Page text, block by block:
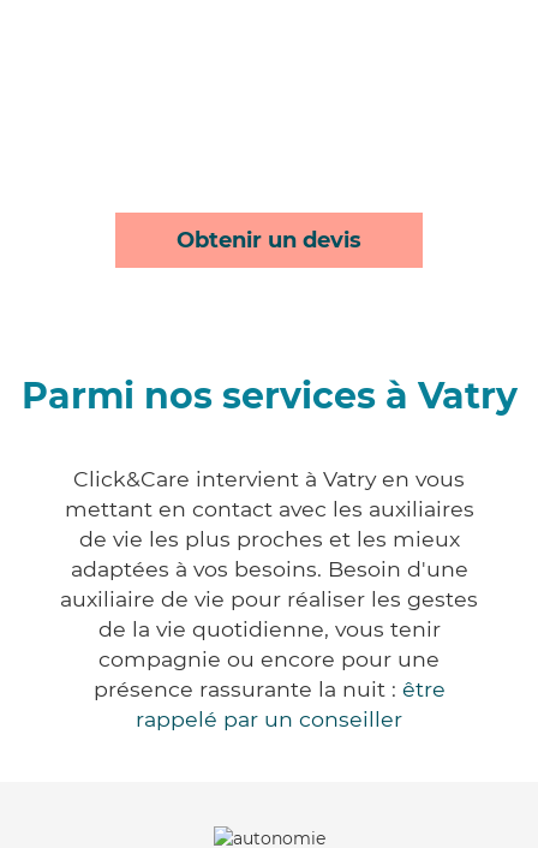
Obtenir un devis
Parmi nos services à Vatry
Click&Care intervient à Vatry en vous
mettant en contact avec les auxiliaires
de vie les plus proches et les mieux
adaptées à vos besoins. Besoin d'une
auxiliaire de vie pour réaliser les gestes
de la vie quotidienne, vous tenir
compagnie ou encore pour une
présence rassurante la nuit : être
rappelé par un conseiller